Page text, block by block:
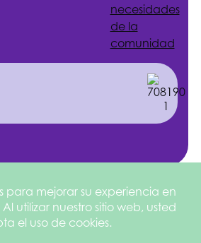
necesidades
de la
comunidad
Política de
privacidad
Sitio web
creado por